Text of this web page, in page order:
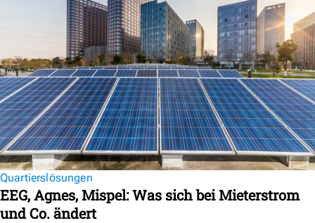
Quartierslösungen
EEG, Agnes, Mispel: Was sich bei Mieterstrom
und Co. ändert